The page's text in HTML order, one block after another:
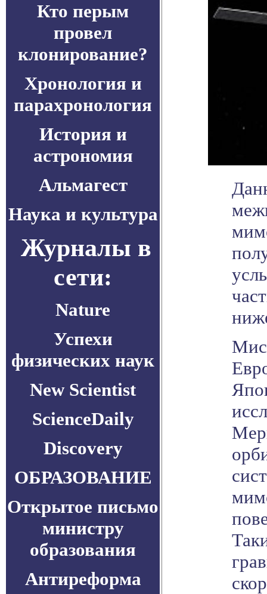
Кто перым
провел
клонирование?
Хронология и
парахронология
История и
астрономия
Альмагест
Наука и культура
Журналы в
сети:
Nature
Успехи
физических наук
New Scientist
ScienceDaily
Discovery
ОБРАЗОВАНИЕ
Открытое письмо
министру
образования
Антиреформа